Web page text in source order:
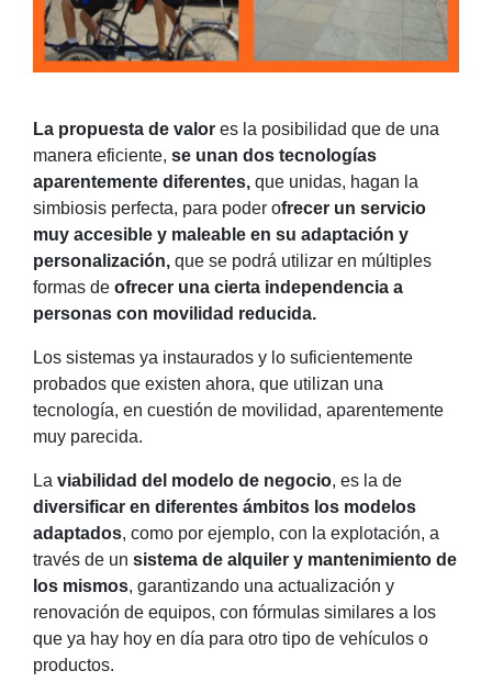
La propuesta de valor es la posibilidad que de una
manera eficiente, se unan dos tecnologías
aparentemente diferentes, que unidas, hagan la
simbiosis perfecta, para poder ofrecer un servicio
muy accesible y maleable en su adaptación y
personalización, que se podrá utilizar en múltiples
formas de ofrecer una cierta independencia a
personas con movilidad reducida.
Los sistemas ya instaurados y lo suficientemente
probados que existen ahora, que utilizan una
tecnología, en cuestión de movilidad, aparentemente
muy parecida.
La viabilidad del modelo de negocio, es la de
diversificar en diferentes ámbitos los modelos
adaptados, como por ejemplo, con la explotación, a
través de un sistema de alquiler y mantenimiento de
los mismos, garantizando una actualización y
renovación de equipos, con fórmulas similares a los
que ya hay hoy en día para otro tipo de vehículos o
productos.